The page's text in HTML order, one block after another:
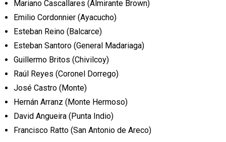
Mariano Cascallares (Almirante Brown)
Emilio Cordonnier (Ayacucho)
Esteban Reino (Balcarce)
Esteban Santoro (General Madariaga)
Guillermo Britos (Chivilcoy)
Raúl Reyes (Coronel Dorrego)
José Castro (Monte)
Hernán Arranz (Monte Hermoso)
David Angueira (Punta Indio)
Francisco Ratto (San Antonio de Areco)